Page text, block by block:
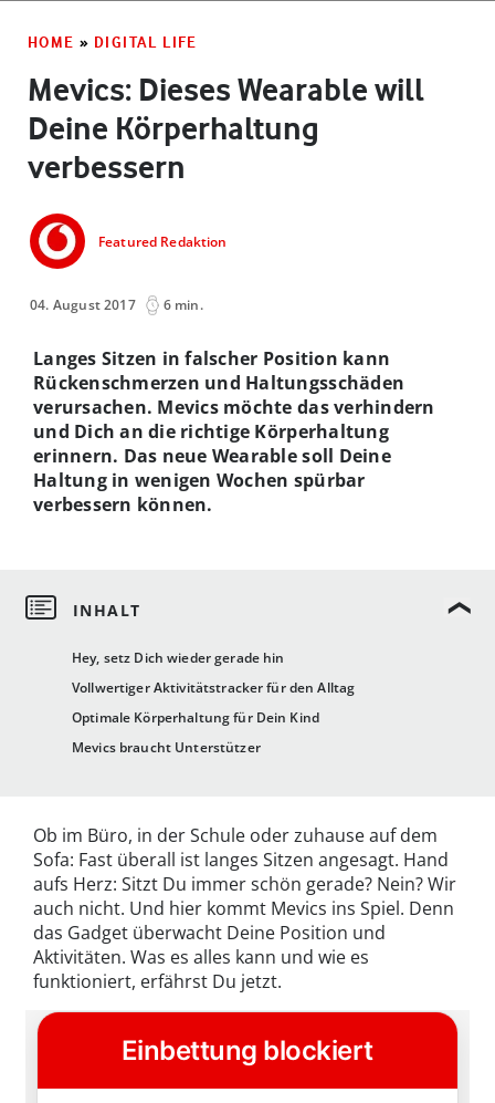
HOME » DIGITAL LIFE
Mevics: Dieses Wearable will
Deine Körperhaltung
verbessern
Featured Redaktion
04. August 2017 6 min.
Hey, setz Dich wieder gerade hin
Vollwertiger Aktivitätstracker für den Alltag
Optimale Körperhaltung für Dein Kind
Mevics braucht Unterstützer
Langes Sitzen in falscher Position kann
Rückenschmerzen und Haltungsschäden
verursachen. Mevics möchte das verhindern
und Dich an die richtige Körperhaltung
erinnern. Das neue Wearable soll Deine
Haltung in wenigen Wochen spürbar
verbessern können.
Ob im Büro, in der Schule oder zuhause auf dem
Sofa: Fast überall ist langes Sitzen angesagt. Hand
aufs Herz: Sitzt Du immer schön gerade? Nein? Wir
auch nicht. Und hier kommt Mevics ins Spiel. Denn
das Gadget überwacht Deine Position und
Aktivitäten. Was es alles kann und wie es
funktioniert, erfährst Du jetzt.